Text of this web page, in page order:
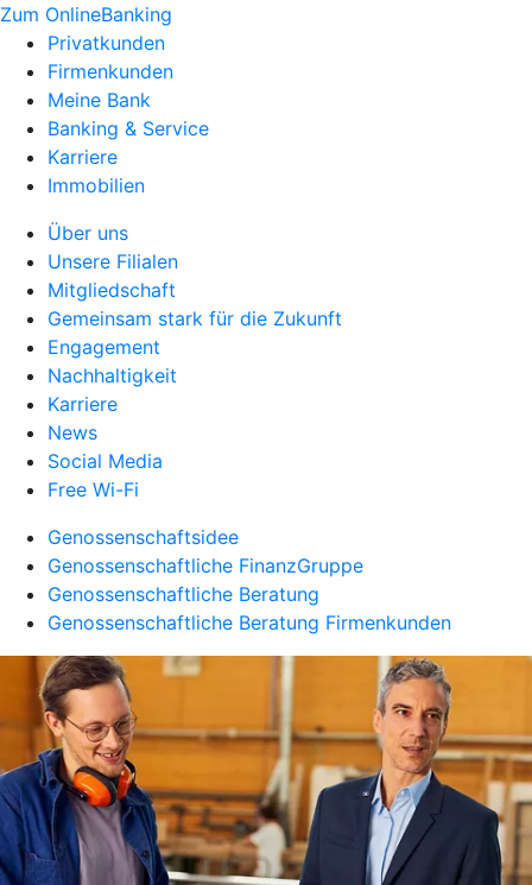
Zum OnlineBanking
Privatkunden
Firmenkunden
Meine Bank
Banking & Service
Karriere
Immobilien
Über uns
Unsere Filialen
Mitgliedschaft
Gemeinsam stark für die Zukunft
Engagement
Nachhaltigkeit
Karriere
News
Social Media
Free Wi-Fi
Genossenschaftsidee
Genossenschaftliche FinanzGruppe
Genossenschaftliche Beratung
Genossenschaftliche Beratung Firmenkunden